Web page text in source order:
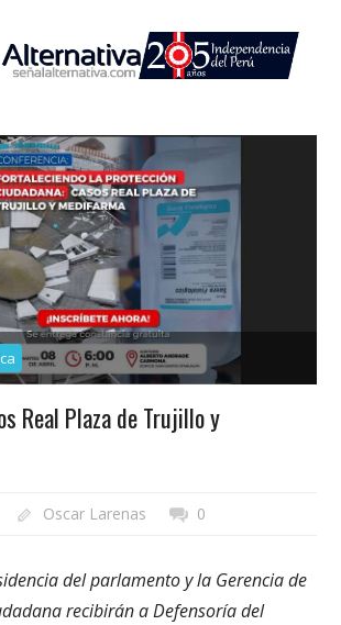
Real Plaza de Trujillo y
Oscar Larenas 0
del parlamento y la Gerencia de
recibirán a Defensoría del